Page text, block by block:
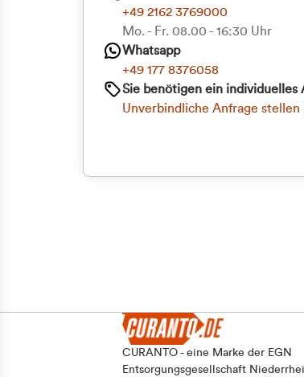
+49 2162 3769000
Mo. - Fr. 08.00 - 16:30 Uhr
Whatsapp
+49 177 8376058
Sie benötigen ein individuelles
Unverbindliche Anfrage stellen
CURANTO - eine Marke der EGN
Entsorgungsgesellschaft